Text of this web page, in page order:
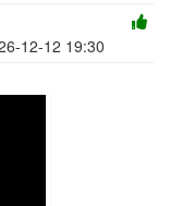
12-12 19:30